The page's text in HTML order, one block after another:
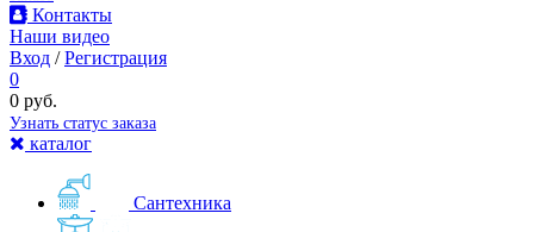
Контакты
Наши видео
Вход /Регистрация
0
0 руб.
Узнать статус заказа
каталог
Сантехника